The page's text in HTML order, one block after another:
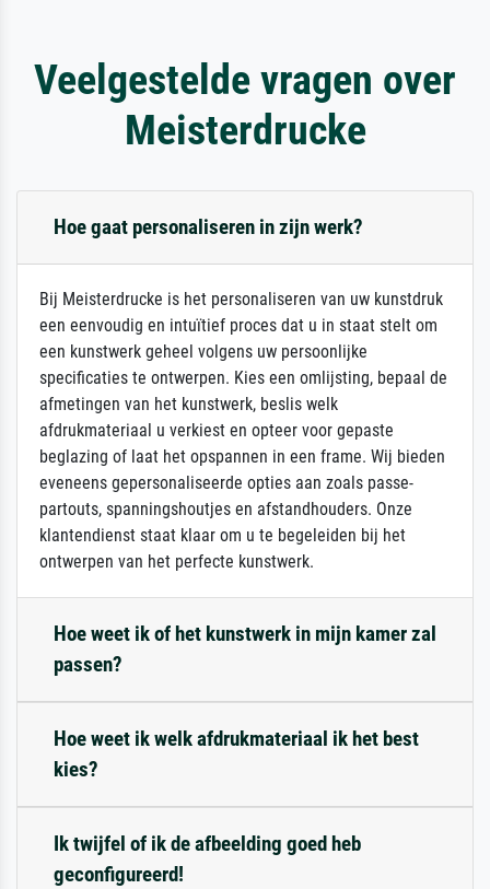
Veelgestelde vragen over
Meisterdrucke
Hoe gaat personaliseren in zijn werk?
Bij Meisterdrucke is het personaliseren van uw kunstdruk
een eenvoudig en intuïtief proces dat u in staat stelt om
een kunstwerk geheel volgens uw persoonlijke
specificaties te ontwerpen. Kies een omlijsting, bepaal de
afmetingen van het kunstwerk, beslis welk
afdrukmateriaal u verkiest en opteer voor gepaste
beglazing of laat het opspannen in een frame. Wij bieden
eveneens gepersonaliseerde opties aan zoals passe-
partouts, spanningshoutjes en afstandhouders. Onze
klantendienst staat klaar om u te begeleiden bij het
ontwerpen van het perfecte kunstwerk.
Hoe weet ik of het kunstwerk in mijn kamer zal
passen?
Hoe weet ik welk afdrukmateriaal ik het best
kies?
Ik twijfel of ik de afbeelding goed heb
geconfigureerd!